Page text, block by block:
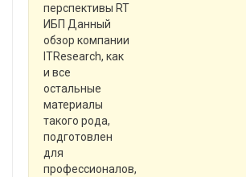
перспективы RT
ИБП Данный
обзор компании
ITResearch, как
и все
остальные
материалы
такого рода,
подготовлен
для
профессионалов,